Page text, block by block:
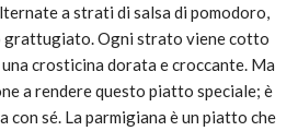
a strati di salsa di pomodoro,
grattugiato. Ogni strato viene cotto
crosticina dorata e croccante. Ma
a rendere questo piatto speciale; è
con sé. La parmigiana è un piatto che